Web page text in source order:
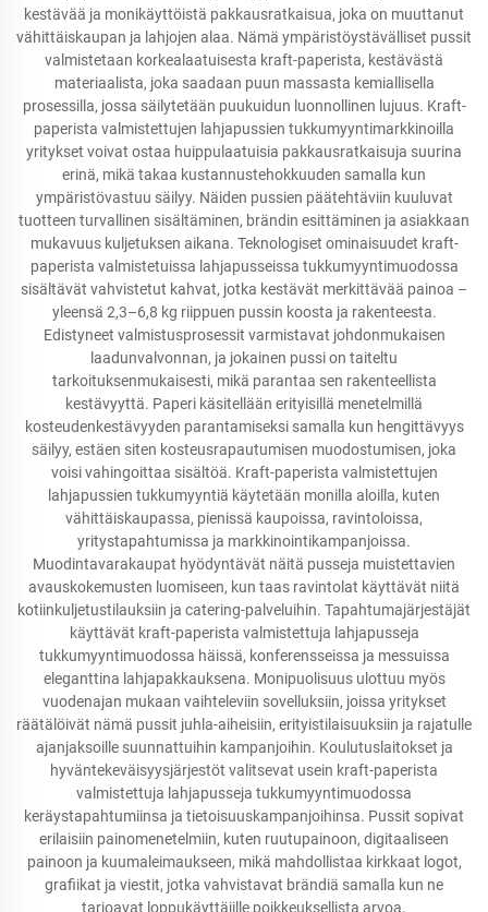
kestävää ja monikäyttöistä pakkausratkaisua, joka on muuttanut
vähittäiskaupan ja lahjojen alaa. Nämä ympäristöystävälliset pussit
valmistetaan korkealaatuisesta kraft-paperista, kestävästä
materiaalista, joka saadaan puun massasta kemiallisella
prosessilla, jossa säilytetään puukuidun luonnollinen lujuus. Kraft-
paperista valmistettujen lahjapussien tukkumyyntimarkkinoilla
yritykset voivat ostaa huippulaatuisia pakkausratkaisuja suurina
erinä, mikä takaa kustannustehokkuuden samalla kun
ympäristövastuu säilyy. Näiden pussien päätehtäviin kuuluvat
tuotteen turvallinen sisältäminen, brändin esittäminen ja asiakkaan
mukavuus kuljetuksen aikana. Teknologiset ominaisuudet kraft-
paperista valmistetuissa lahjapusseissa tukkumyyntimuodossa
sisältävät vahvistetut kahvat, jotka kestävät merkittävää painoa –
yleensä 2,3–6,8 kg riippuen pussin koosta ja rakenteesta.
Edistyneet valmistusprosessit varmistavat johdonmukaisen
laadunvalvonnan, ja jokainen pussi on taiteltu
tarkoituksenmukaisesti, mikä parantaa sen rakenteellista
kestävyyttä. Paperi käsitellään erityisillä menetelmillä
kosteudenkestävyyden parantamiseksi samalla kun hengittävyys
säilyy, estäen siten kosteusrapautumisen muodostumisen, joka
voisi vahingoittaa sisältöä. Kraft-paperista valmistettujen
lahjapussien tukkumyyntiä käytetään monilla aloilla, kuten
vähittäiskaupassa, pienissä kaupoissa, ravintoloissa,
yritystapahtumissa ja markkinointikampanjoissa.
Muodintavarakaupat hyödyntävät näitä pusseja muistettavien
avauskokemusten luomiseen, kun taas ravintolat käyttävät niitä
kotiinkuljetustilauksiin ja catering-palveluihin. Tapahtumajärjestäjät
käyttävät kraft-paperista valmistettuja lahjapusseja
tukkumyyntimuodossa häissä, konferensseissa ja messuissa
eleganttina lahjapakkauksena. Monipuolisuus ulottuu myös
vuodenajan mukaan vaihteleviin sovelluksiin, joissa yritykset
räätälöivät nämä pussit juhla-aiheisiin, erityistilaisuuksiin ja rajatulle
ajanjaksoille suunnattuihin kampanjoihin. Koulutuslaitokset ja
hyväntekeväisyysjärjestöt valitsevat usein kraft-paperista
valmistettuja lahjapusseja tukkumyyntimuodossa
keräystapahtumiinsa ja tietoisuuskampanjoihinsa. Pussit sopivat
erilaisiin painomenetelmiin, kuten ruutupainoon, digitaaliseen
painoon ja kuumaleimaukseen, mikä mahdollistaa kirkkaat logot,
grafiikat ja viestit, jotka vahvistavat brändiä samalla kun ne
tarjoavat loppukäyttäjille poikkeuksellista arvoa.